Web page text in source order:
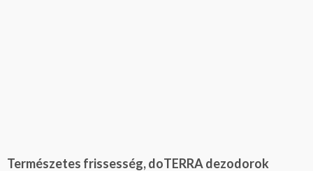
Természetes frissesség, doTERRA dezodorok